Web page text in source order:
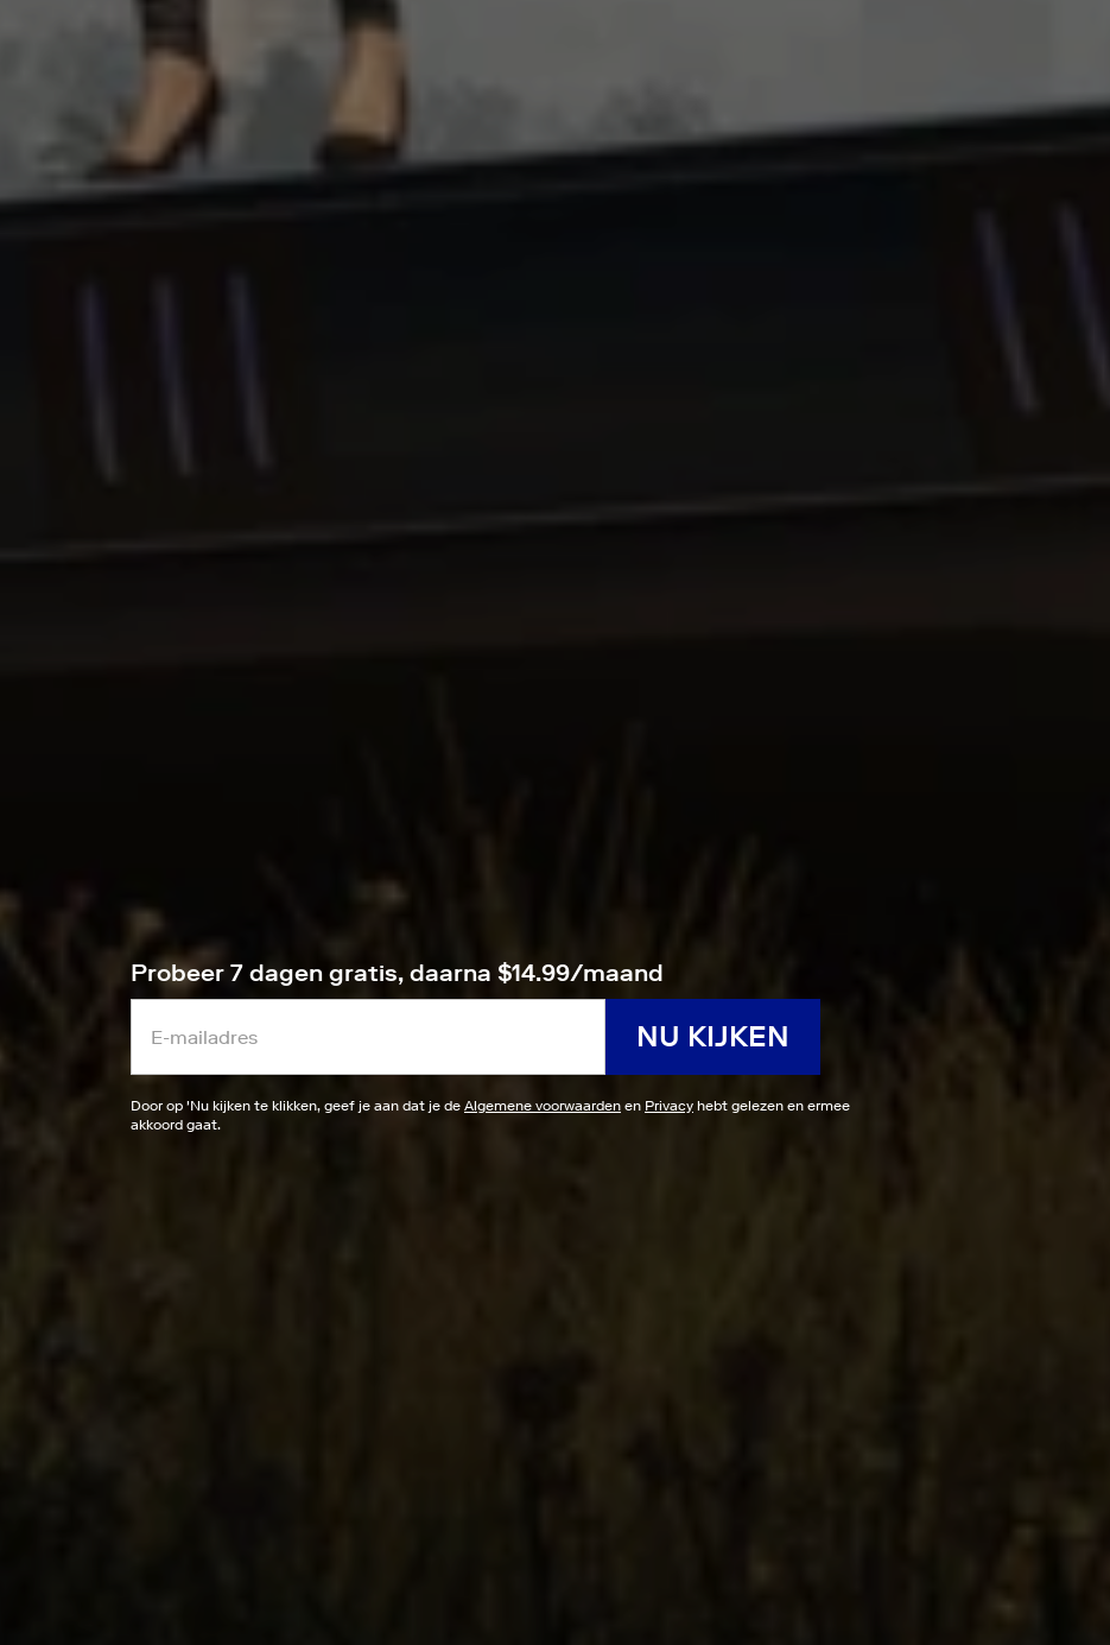
Probeer 7 dagen gratis, daarna $14.99/maand
NU KIJKEN
Door op 'Nu kijken te klikken, geef je aan dat je de Algemene voorwaarden en Privacy hebt gelezen en ermee
akkoord gaat.